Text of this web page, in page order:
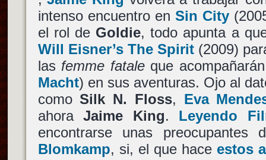
intenso encuentro en Sin City
el rol de Goldie, todo apunta a
Will Eisner’s The Spirit(2009)
las femme fataleque
Macht) en sus aventuras. Ojo al
comoSilk N. Floss, Eva
ahoraJaime King. Leyendo
encontrarse unas preocupantes
Blomkamp, si, el que hace estos